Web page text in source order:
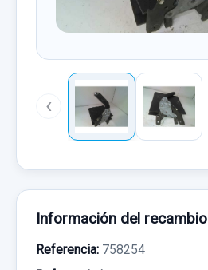
‹
Información del recambio
Referencia: 758254